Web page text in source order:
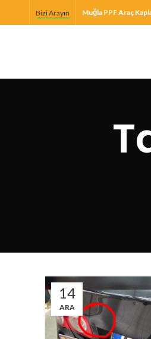
Bizi Arayın Muğla PPF Araç
14
ARA